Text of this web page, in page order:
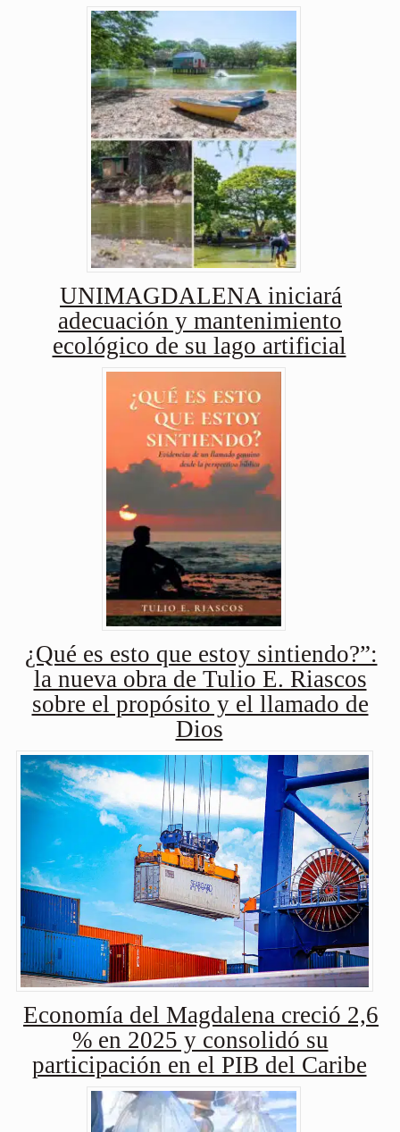
UNIMAGDALENA iniciará
adecuación y mantenimiento
ecológico de su lago artificial
¿Qué es esto que estoy sintiendo?”:
la nueva obra de Tulio E. Riascos
sobre el propósito y el llamado de
Dios
Economía del Magdalena creció 2,6
% en 2025 y consolidó su
participación en el PIB del Caribe